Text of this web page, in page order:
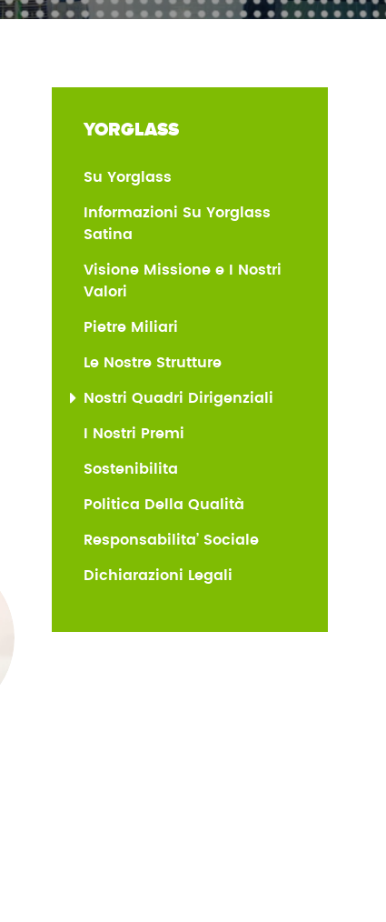
YORGLASS
Su Yorglass
Informazioni Su Yorglass
Satina
Visione Missione e I Nostri
Valori
Pietre Miliari
Le Nostre Strutture
Nostri Quadri Dirigenziali
I Nostri Premi
Sostenibilita
Politica Della Qualità
Responsabilita’ Sociale
Dichiarazioni Legali